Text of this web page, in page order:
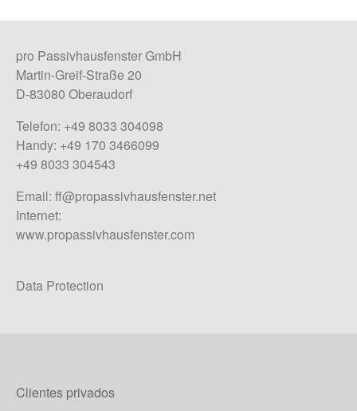
pro Passivhausfenster GmbH
Martin-Greif-Straße 20
D-83080 Oberaudorf
Telefon: +49 8033 304098
Handy: +49 170 3466099
+49 8033 304543
Email: ff@propassivhausfenster.net
Internet:
www.propassivhausfenster.com
Data Protection
Clientes privados